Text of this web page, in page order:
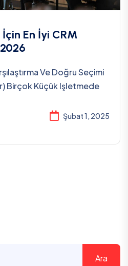
En İyi CRM
Ve Doğru Seçimi
Birçok Küçük Işletmede
Şubat 1, 2025
Ara